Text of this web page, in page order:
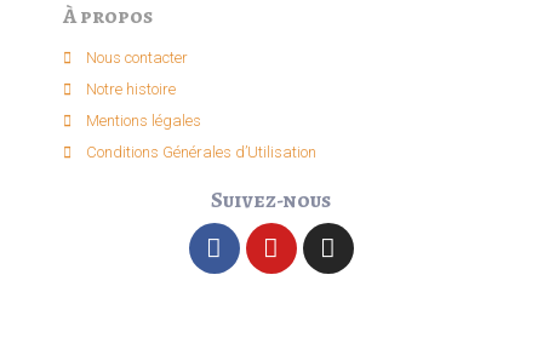
À propos
Nous contacter
Notre histoire
Mentions légales
Conditions Générales d’Utilisation
Suivez-nous